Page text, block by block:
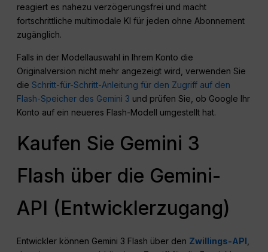
reagiert es nahezu verzögerungsfrei und macht
fortschrittliche multimodale KI für jeden ohne Abonnement
zugänglich.
Falls in der Modellauswahl in Ihrem Konto die
Originalversion nicht mehr angezeigt wird, verwenden Sie
dieSchritt-für-Schritt-Anleitung für den Zugriff auf den
Flash-Speicher des Gemini 3 und prüfen Sie, ob Google Ihr
Konto auf ein neueres Flash-Modell umgestellt hat.
Kaufen Sie Gemini 3
Flash über die Gemini-
API (Entwicklerzugang)
Entwickler können Gemini 3 Flash über den Zwillings-API